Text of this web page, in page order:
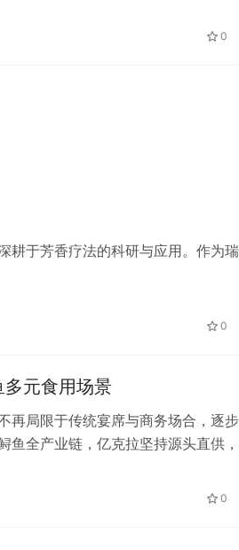
0
耕于芳香疗法的科研与应用。作为
0
元食用场景
再局限于传统宴席与商务场合，逐
鱼全产业链，亿克拉坚持源头直供
0